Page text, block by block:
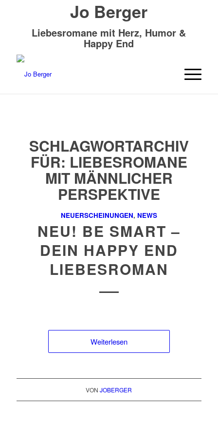
Jo Berger
Liebesromane mit Herz, Humor &
Happy End
SCHLAGWORTARCHIV
FÜR: LIEBESROMANE
MIT MÄNNLICHER
PERSPEKTIVE
NEUERSCHEINUNGEN, NEWS
NEU! BE SMART –
DEIN HAPPY END
LIEBESROMAN
Weiterlesen
VONJOBERGER